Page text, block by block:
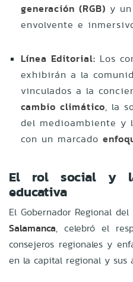
generación (RGB) y
envolvente e
Línea Editorial: Los
exhibirán a la
vinculados a la
cambio climático, la
del medioambiente y
con un marcado
El rol social y la
educativa
El Gobernador Regional del
Salamanca, celebró el
consejeros regionales y
en la capital regional y sus